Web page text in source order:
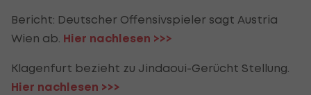
Bericht: Deutscher Offensivspieler sagt Austria
Wien ab. Hier nachlesen >>>
Klagenfurt bezieht zu Jindaoui-Gerücht Stellung.
Hier nachlesen >>>